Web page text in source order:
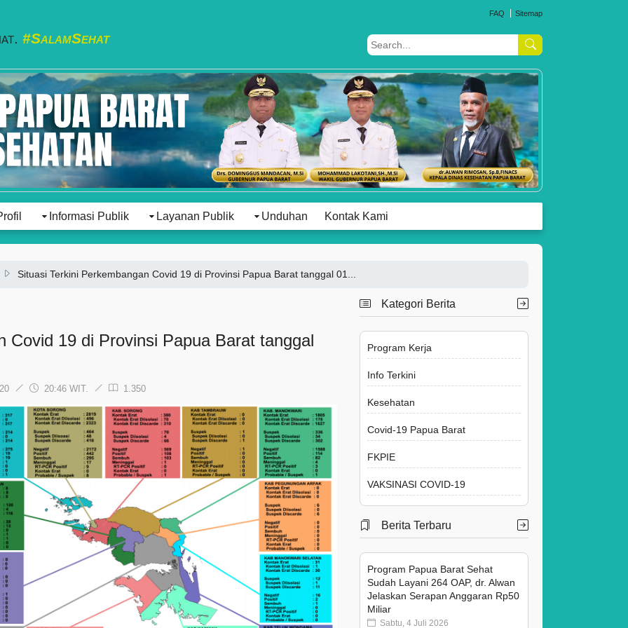
FAQ Sitemap
#SalamSehat
Informasi Publik Layanan Publik Unduhan Kontak Kami
Situasi Terkini Perkembangan Covid 19 di Provinsi Papua Barat tanggal 01...
Covid 19 di Provinsi Papua Barat tanggal
20:46 WIT. 1.350
Kategori Berita
Program Kerja
Info Terkini
Kesehatan
Covid-19 Papua Barat
FKPIE
VAKSINASI COVID-19
Berita Terbaru
Program Papua Barat Sehat
Sudah Layani 264 OAP, dr. Alwan
Jelaskan Serapan Anggaran Rp50
Miliar
Sabtu, 4 Juli 2026